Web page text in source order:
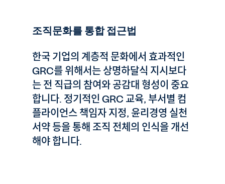
조직문화를 통합 접근법
한국 기업의 계층적 문화에서 효과적인
GRC를 위해서는 상명하달식 지시보다
는 전 직급의 참여와 공감대 형성이 중요
합니다. 정기적인 GRC 교육, 부서별 컴
플라이언스 책임자 지정, 윤리경영 실천
서약 등을 통해 조직 전체의 인식을 개선
해야 합니다.